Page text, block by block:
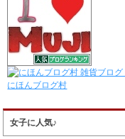
にほんブログ村
女子に人気♪